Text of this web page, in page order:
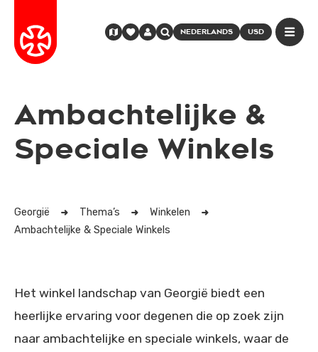
NEDERLANDS USD
Ambachtelijke &
Speciale Winkels
Georgië Thema’s
Winkelen
Ambachtelijke & Speciale Winkels
Het winkel landschap van Georgië biedt een
heerlijke ervaring voor degenen die op zoek zijn
naar ambachtelijke en speciale winkels, waar de